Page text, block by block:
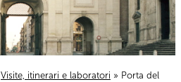
Visite, itinerari e laboratori » Porta del